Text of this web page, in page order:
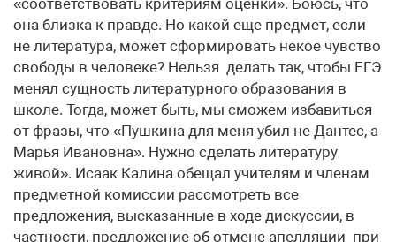
«соответствовать критериям оценки». Боюсь, что
она близка к правде. Но какой еще предмет, если
не литература, может сформировать некое чувство
свободы в человеке? Нельзя делать так, чтобы ЕГЭ
менял сущность литературного образования в
школе. Тогда, может быть, мы сможем избавиться
от фразы, что «Пушкина для меня убил не Дантес, а
Марья Ивановна». Нужно сделать литературу
живой». Исаак Калина обещал учителям и членам
предметной комиссии рассмотреть все
предложения, высказанные в ходе дискуссии, в
частности, предложение об отмене апелляции при